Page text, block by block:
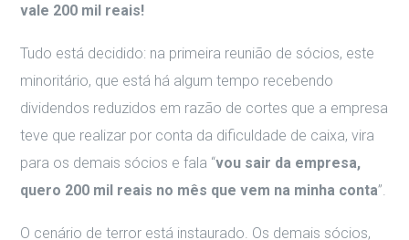
vale 200 mil reais!
Tudo está decidido: na primeira reunião de sócios, este
minoritário, que está há algum tempo recebendo
dividendos reduzidos em razão de cortes que a empresa
teve que realizar por conta da dificuldade de caixa, vira
para os demais sócios e fala “vou sair da empresa,
quero 200 mil reais no mês que vem na minha conta”.
O cenário de terror está instaurado. Os demais sócios,